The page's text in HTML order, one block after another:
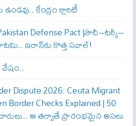
కేంద్రం క్లారిటీ
Defense Pact |సౌదీ–టర్కీ–
ఇరాన్‌కు కొత్త సవాల్!
Dispute 2026: Ceuta Migrant
Border Checks Explained | 50
ఆ తర్వాతే ప్రారంభ‌మైన అసలు